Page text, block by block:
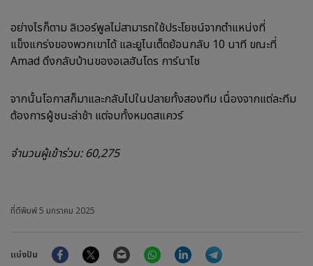
อย่างไรก็ตาม ลิเวอร์พูลไม่สามารถใช้ประโยชน์จากตำแหน่งที่
แข็งแกร่งของพวกเขาได้ และยูไนเต็ดย้อนกลับ 10 นาที ขณะที่
Amad ดึงกลับบ้านของอเลฮันโดร การ์นาโช
จากนั้นโอกาสก็มาและกลับไปในปลายทั้งสองทีม เนื่องจากแต่ละทีม
ต้องการผู้ชนะล่าช้า แต่จบทั้งหมดสแควร์
จำนวนผู้เข้าร่วม: 60,275
ที่ตีพิมพ์5 มกราคม 2025
แบ่งปัน
FacebookTwitter Email WhatsAppLinkedIn